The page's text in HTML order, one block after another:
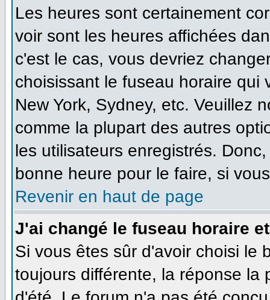
Les heures sont certainement
voir sont les heures affichées
c'est le cas, vous devriez
choisissant le fuseau horaire qui
New York, Sydney, etc. Veuillez
comme la plupart des autres
les utilisateurs enregistrés.
bonne heure pour le faire, si
Revenir en haut de page
J'ai changé le fuseau horaire
Si vous êtes sûr d'avoir choisi le
toujours différente, la réponse la